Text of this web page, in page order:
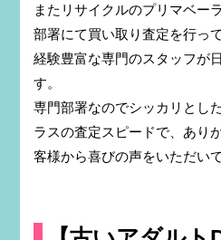
またリサイクルのプリマベー
部署にて買い取り査定を行っ
経験豊富な専門のスタッフが
す。
専門部署なのでシッカリとし
ラスの査定スピードで、あり
客様から喜びの声をいただい